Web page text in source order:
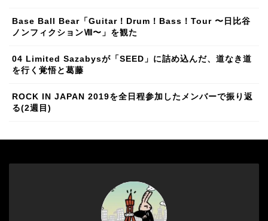
Base Ball Bear「Guitar！Drum！Bass！Tour 〜日比谷
ノンフィクションⅧ〜」を観た
04 Limited Sazabysが「SEED」に詰め込んだ、道なき道
を行く覚悟と葛藤
ROCK IN JAPAN 2019を全日程参加したメンバーで振り返
る(2週目)